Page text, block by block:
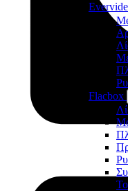
Flacbox